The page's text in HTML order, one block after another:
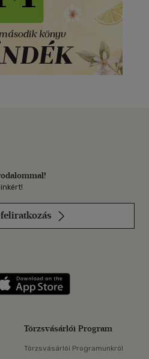
a LinkedInen
Szerezd meg: Google
Törzsvásárlói Program
Törzsvásárlói Programunkról